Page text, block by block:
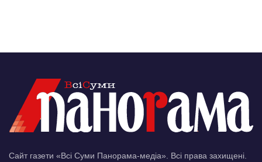
Сайт газети «Всі Суми Панорама-медіа». Всі права захищені.